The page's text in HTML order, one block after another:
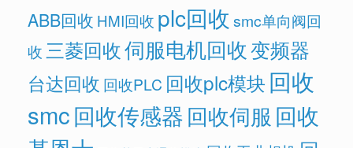
ABB回收 HMI回收 plc回收 smc单向阀回
收 三菱回收伺服电机回收变频器
台达回收 回收PLC 回收plc模块 回收
smc回收传感器回收伺服 回收